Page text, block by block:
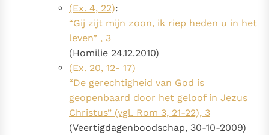
Paus in Pavia: St. Augustinus toont ons de noodzaak om
"naar het innerlijk" toe te keren.
RK Documenten stelt heel veel belangrijke
kerkelijke documenten van de Rooms
Katholieke Kerk in het Nederlands beschikbaar
en is volledig afhankelijk van donaties.
Ik help mee!
(Ex. 4, 22):
“Gij zijt mijn zoon, ik riep heden u in het
leven” , 3
(Homilie 24.12.2010)
(Ex. 20, 12- 17)
“De gerechtigheid van God is
geopenbaard door het geloof in Jezus
Christus” (vgl. Rom 3, 21-22), 3
(Veertigdagenboodschap, 30-10-2009)